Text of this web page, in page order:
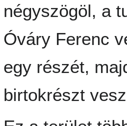
négyszögöl, a
Óváry Ferenc
egy részét,
birtokrészt